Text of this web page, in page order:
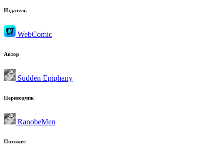
Издатель
WebComic
Автор
Sudden Epiphany
Переводчик
RanobeMen
Похожее